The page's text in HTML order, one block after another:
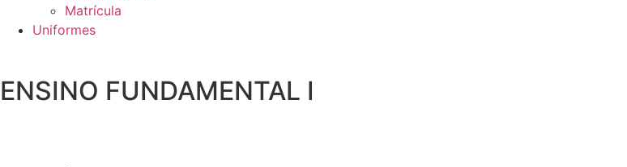
Matrícula
Uniformes
ENSINO FUNDAMENTAL I